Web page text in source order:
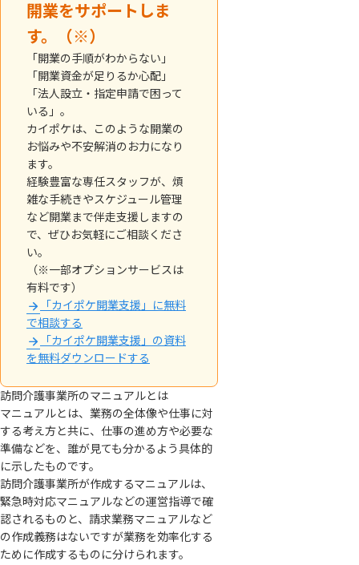
開業をサポートしま
す。（※）
「開業の手順がわからない」
「開業資金が足りるか心配」
「法人設立・指定申請で困って
いる」。
カイポケは、このような開業の
お悩みや不安解消のお力になり
ます。
経験豊富な専任スタッフが、煩
雑な手続きやスケジュール管理
など開業まで伴走支援しますの
で、ぜひお気軽にご相談くださ
い。
（※一部オプションサービスは
有料です）
「カイポケ開業支援」に無料
で相談する
「カイポケ開業支援」の資料
を無料ダウンロードする
訪問介護事業所のマニュアルとは
マニュアルとは、業務の全体像や仕事に対
する考え方と共に、仕事の進め方や必要な
準備などを、誰が見ても分かるよう具体的
に示したものです。
訪問介護事業所が作成するマニュアルは、
緊急時対応マニュアルなどの運営指導で確
認されるものと、請求業務マニュアルなど
の作成義務はないですが業務を効率化する
ために作成するものに分けられます。